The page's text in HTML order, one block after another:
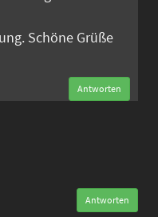
Schöne Grüße
Antworten
Antworten